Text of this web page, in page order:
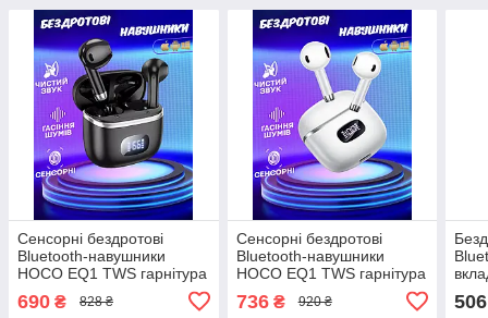
Сенсорні бездротові
Bluetooth-навушники
HOCO EQ1 TWS гарнітура
з зарядним кейсом Чорні
690 ₴ 828 ₴
Сенсорні бездротові
Bluetooth-навушники
HOCO EQ1 TWS гарнітура
736₴ 920 ₴
з
506